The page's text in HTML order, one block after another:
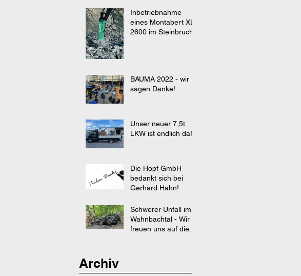
Inbetriebnahme
eines Montabert XL
2600 im Steinbruch
BAUMA 2022 - wir
sagen Danke!
Unser neuer 7,5t
LKW ist endlich da!
Die Hopf GmbH
bedankt sich bei
Gerhard Hahn!
Schwerer Unfall im
Wahnbachtal - Wir
freuen uns auf die
Archiv